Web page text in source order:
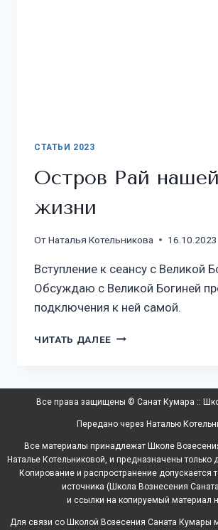
СТАТЬИ 2023
Остров Рай нашей
жизни
ОтНаталья Котельникова 16.10.2023
Вступление к сеансу с Великой
Обсуждаю с Великой Богиней
подключения к ней самой.
ЧИТАТЬ ДАЛЕЕ
Все права защищены © Санат Кумара ::
Передано через Наталью
Все материалы принадлежат Школе
Наталье Котельниковой, и предназначены только
Копирование и распространение допускается
источника (Школа Вознесения
и ссылки на копируемый материал
Для связи со Школой Возесения Саната Кумары